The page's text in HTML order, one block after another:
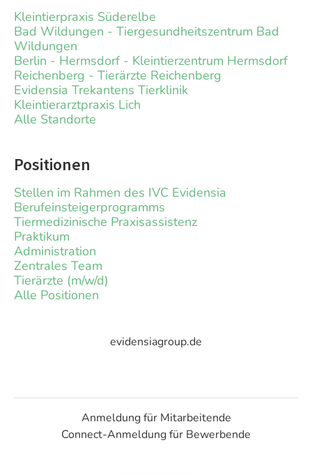
Kleintierpraxis Süderelbe
Bad Wildungen - Tiergesundheitszentrum Bad
Wildungen
Berlin - Hermsdorf - Kleintierzentrum Hermsdorf
Reichenberg - Tierärzte Reichenberg
Evidensia Trekantens Tierklinik
Kleintierarztpraxis Lich
Alle Standorte
Positionen
Stellen im Rahmen des IVC Evidensia
Berufeinsteigerprogramms
Tiermedizinische Praxisassistenz
Praktikum
Administration
Zentrales Team
Tierärzte (m/w/d)
Alle Positionen
evidensiagroup.de
Anmeldung für Mitarbeitende
Connect-Anmeldung für Bewerbende